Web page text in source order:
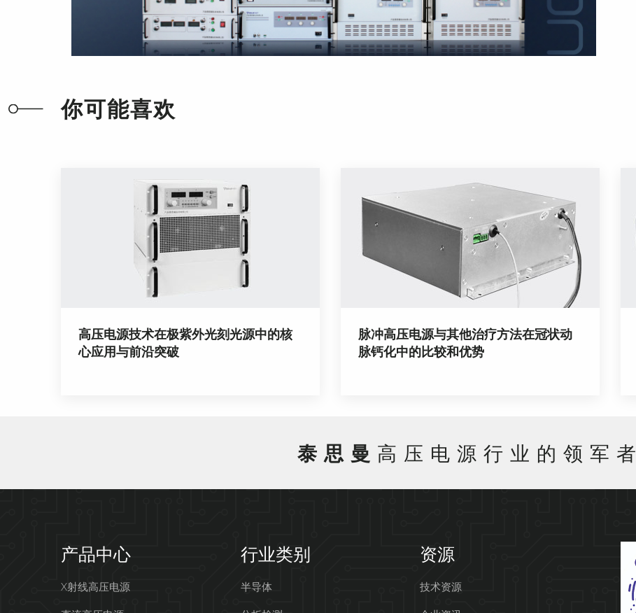
你可能喜欢
高压电源技术在极紫外光刻光源中的核
心应用与前沿突破
脉冲高压电源与其他治疗方法在冠状动
脉钙化中的比较和优势
泰思曼 高压电源行业的领军者
产品中心
X射线高压电源
行业类别
半导体
资源
技术资源